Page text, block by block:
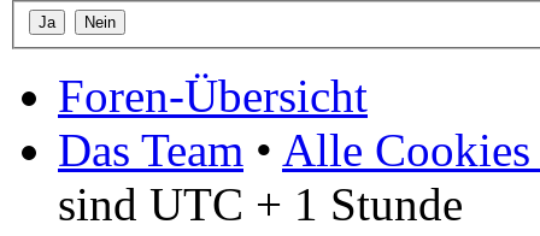
Foren-Übersicht
Das Team • Alle Cookies
sind UTC + 1 Stunde